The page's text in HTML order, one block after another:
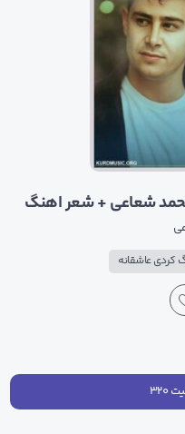
شعاعی + شعر اهنگ
کردی عاشقانه